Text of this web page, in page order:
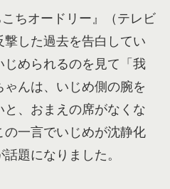
ちオードリー』（テレビ
した過去を告白してい
じめられるのを見て「我
んは、いじめ側の腕を
、おまえの席がなくな
の一言でいじめが沈静化
題になりました。